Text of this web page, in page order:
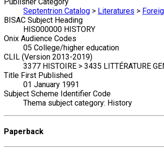
Septentrion Catalog > Literatures >
BISAC Subject Heading
HIS000000 HISTORY
Onix Audience Codes
05 College/higher education
CLIL (Version 2013-2019)
3377 HISTOIRE > 3435 LITTÉRATURE
Title First Published
01 January 1991
Subject Scheme Identifier Code
Thema subject category: History
Paperback